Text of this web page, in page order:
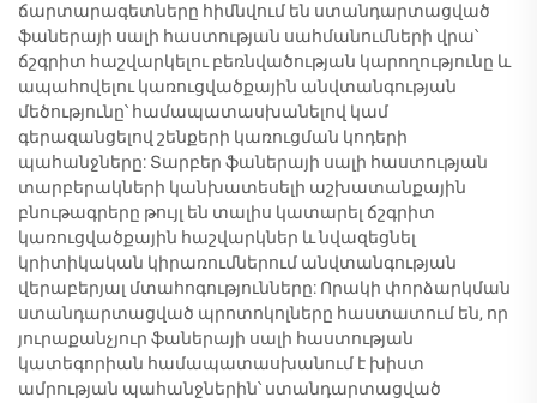
ճարտարագետները հիմնվում են ստանդարտացված
ֆաներայի սալի հաստության սահմանումների վրա՝
ճշգրիտ հաշվարկելու բեռնվածության կարողությունը և
ապահովելու կառուցվածքային անվտանգության
մեծությունը՝ համապատասխանելով կամ
գերազանցելով շենքերի կառուցման կոդերի
պահանջները: Տարբեր ֆաներայի սալի հաստության
տարբերակների կանխատեսելի աշխատանքային
բնութագրերը թույլ են տալիս կատարել ճշգրիտ
կառուցվածքային հաշվարկներ և նվազեցնել
կրիտիկական կիրառումներում անվտանգության
վերաբերյալ մտահոգությունները: Որակի փորձարկման
ստանդարտացված պրոտոկոլները հաստատում են, որ
յուրաքանչյուր ֆաներայի սալի հաստության
կատեգորիան համապատասխանում է խիստ
ամրության պահանջներին՝ ստանդարտացված